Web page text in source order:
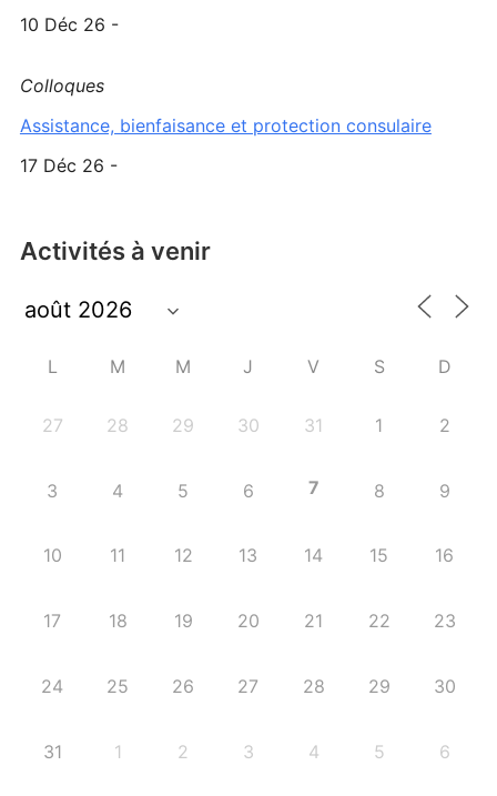
10 Déc 26 -
Colloques
Assistance, bienfaisance et protection consulaire
17 Déc 26 -
Activités à venir
L M M J V S D
27 28 29 30 31 1 2
3 4 5 6 7 8 9
10 11 12 13 14 15 16
17 18 19 20 21 22 23
24 25 26 27 28 29 30
31 1 2 3 4 5 6